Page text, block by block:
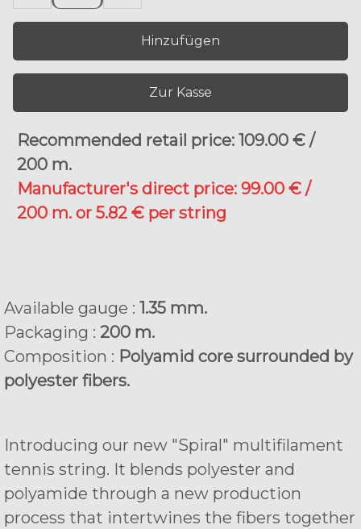
Hinzufügen
Zur Kasse
Recommended retail price: 109.00 € /
200 m.
Manufacturer's direct price: 99.00 € /
200 m. or 5.82 € per string
Available gauge : 1.35 mm.
Packaging : 200 m.
Composition : Polyamid core surrounded by
polyester fibers.
Introducing our new "Spiral" multifilament
tennis string. It blends polyester and
polyamide through a new production
process that intertwines the fibers together